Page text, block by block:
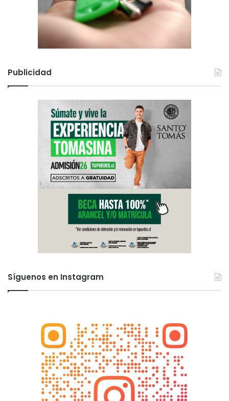
Publicidad
Síguenos en Instagram